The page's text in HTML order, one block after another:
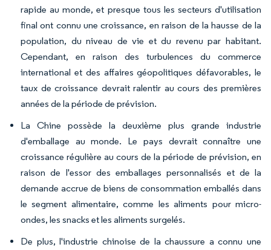
rapide au monde, et presque tous les secteurs d'utilisation
final ont connu une croissance, en raison de la hausse de la
population, du niveau de vie et du revenu par habitant.
Cependant, en raison des turbulences du commerce
international et des affaires géopolitiques défavorables, le
taux de croissance devrait ralentir au cours des premières
années de la période de prévision.
La Chine possède la deuxième plus grande industrie
d'emballage au monde. Le pays devrait connaître une
croissance régulière au cours de la période de prévision, en
raison de l'essor des emballages personnalisés et de la
demande accrue de biens de consommation emballés dans
le segment alimentaire, comme les aliments pour micro-
ondes, les snacks et les aliments surgelés.
De plus, l'industrie chinoise de la chaussure a connu une